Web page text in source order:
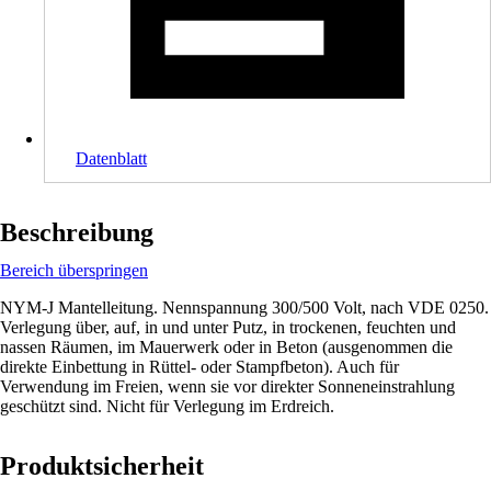
Datenblatt
Beschreibung
Bereich überspringen
NYM-J Mantelleitung. Nennspannung 300/500 Volt, nach VDE 0250.
Verlegung über, auf, in und unter Putz, in trockenen, feuchten und
nassen Räumen, im Mauerwerk oder in Beton (ausgenommen die
direkte Einbettung in Rüttel- oder Stampfbeton). Auch für
Verwendung im Freien, wenn sie vor direkter Sonneneinstrahlung
geschützt sind. Nicht für Verlegung im Erdreich.
Produktsicherheit